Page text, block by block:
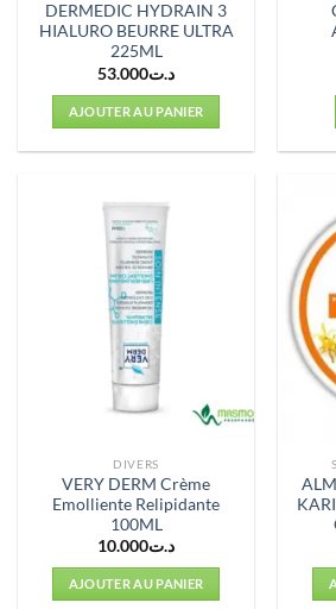
DERMEDIC HYDRAIN 3
HIALURO BEURRE ULTRA
225ML
د.ت53.000
AJOUTER AU PANIER
DIVERS
VERY DERM Crème
Emolliente Relipidante
100ML
د.ت10.000
AJOUTER AU PANIER